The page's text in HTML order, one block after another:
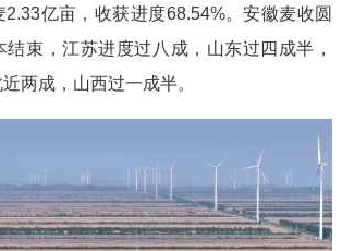
i
e
o
2.33亿亩，收获进度68.54%。安徽麦收圆
束，江苏进度过八成，山东过四成半，
两成，山西过一成半。